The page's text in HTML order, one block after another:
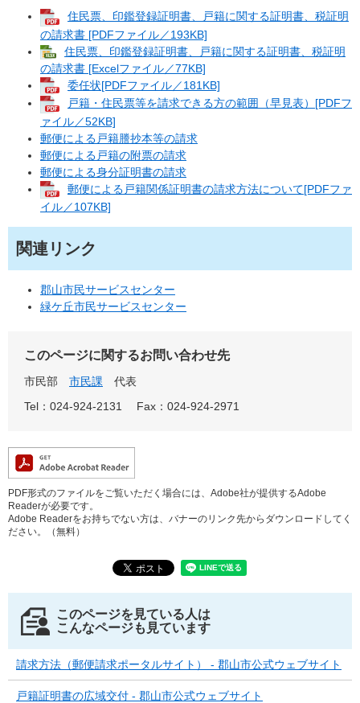
住民票、印鑑登録証明書、戸籍に関する証明書、税証明
の請求書 [PDFファイル／193KB]
住民票、印鑑登録証明書、戸籍に関する証明書、税証明
の請求書 [Excelファイル／77KB]
委任状[PDFファイル／181KB]
戸籍・住民票等を請求できる方の範囲（早見表）[PDFフ
ァイル／52KB]
郵便による戸籍謄抄本等の請求
郵便による戸籍の附票の請求
郵便による身分証明書の請求
郵便による戸籍関係証明書の請求方法について[PDFファ
イル／107KB]
関連リンク
郡山市民サービスセンター
緑ケ丘市民サービスセンター
このページに関するお問い合わせ先
市民部 市民課
代表
Tel：024-924-2131
Fax：024-924-2971
PDF形式のファイルをご覧いただく場合には、Adobe社が提供するAdobe
Readerが必要です。
Adobe Readerをお持ちでない方は、バナーのリンク先からダウンロードしてく
ださい。（無料）
このページを見ている人は
こんなページも見ています
請求方法（郵便請求ポータルサイト） - 郡山市公式ウェブサイト
戸籍証明書の広域交付 - 郡山市公式ウェブサイト